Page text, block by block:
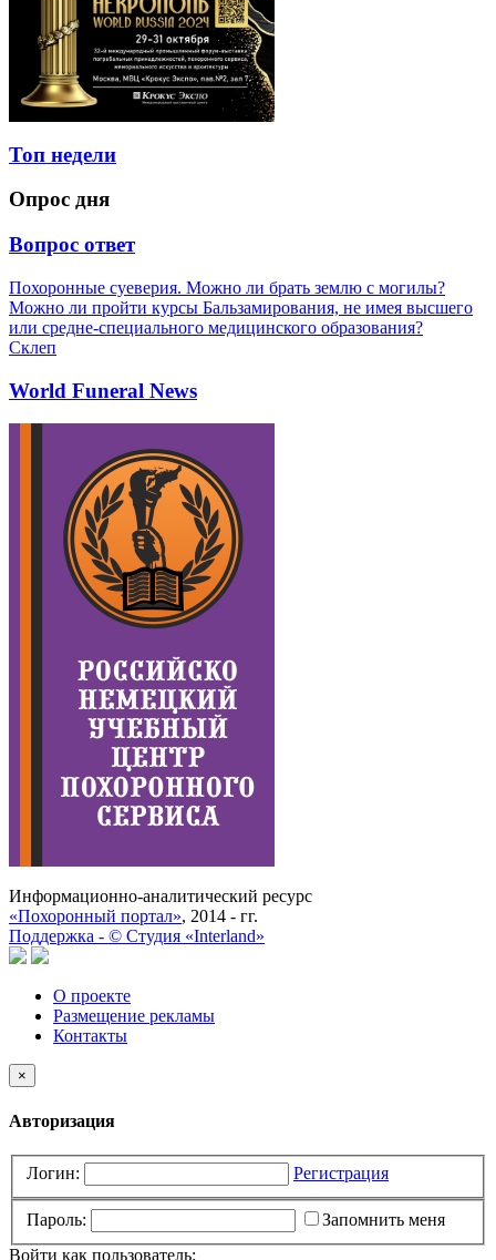
Топ недели
Опрос дня
Вопрос ответ
Похоронные суеверия. Можно ли брать землю с могилы?
Можно ли пройти курсы Бальзамирования, не имея высшего
или средне-специального медицинского образования?
Склеп
World Funeral News
Информационно-аналитический ресурс
«Похоронный портал», 2014 - гг.
Поддержка - © Cтудия «Interland»
О проекте
Размещение рекламы
Контакты
×
Авторизация
Логин: Регистрация
Пароль:
Запомнить меня
Войти как пользователь: